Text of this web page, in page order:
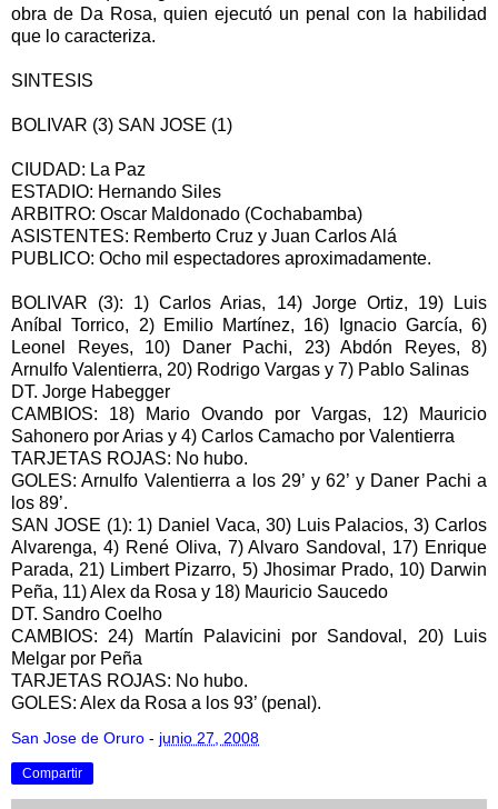
obra de Da Rosa, quien ejecutó un penal con la habilidad
que lo caracteriza.
SINTESIS
BOLIVAR (3) SAN JOSE (1)
CIUDAD: La Paz
ESTADIO: Hernando Siles
ARBITRO: Oscar Maldonado (Cochabamba)
ASISTENTES: Remberto Cruz y Juan Carlos Alá
PUBLICO: Ocho mil espectadores aproximadamente.
BOLIVAR (3): 1) Carlos Arias, 14) Jorge Ortiz, 19) Luis
Aníbal Torrico, 2) Emilio Martínez, 16) Ignacio García, 6)
Leonel Reyes, 10) Daner Pachi, 23) Abdón Reyes, 8)
Arnulfo Valentierra, 20) Rodrigo Vargas y 7) Pablo Salinas
DT. Jorge Habegger
CAMBIOS: 18) Mario Ovando por Vargas, 12) Mauricio
Sahonero por Arias y 4) Carlos Camacho por Valentierra
TARJETAS ROJAS: No hubo.
GOLES: Arnulfo Valentierra a los 29’ y 62’ y Daner Pachi a
los 89’.
SAN JOSE (1): 1) Daniel Vaca, 30) Luis Palacios, 3) Carlos
Alvarenga, 4) René Oliva, 7) Alvaro Sandoval, 17) Enrique
Parada, 21) Limbert Pizarro, 5) Jhosimar Prado, 10) Darwin
Peña, 11) Alex da Rosa y 18) Mauricio Saucedo
DT. Sandro Coelho
CAMBIOS: 24) Martín Palavicini por Sandoval, 20) Luis
Melgar por Peña
TARJETAS ROJAS: No hubo.
GOLES: Alex da Rosa a los 93’ (penal).
San Jose de Oruro - junio 27, 2008
Compartir